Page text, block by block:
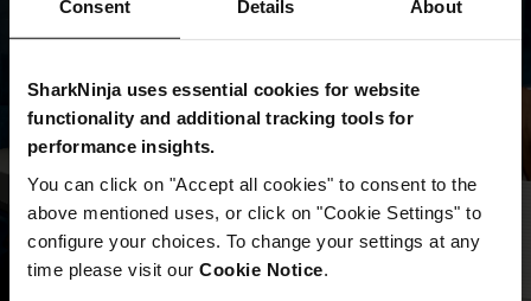
Consent Details About
SharkNinja uses essential cookies for website
functionality and additional tracking tools for
performance insights.
You can click on "Accept all cookies" to consent to the
above mentioned uses, or click on "Cookie Settings" to
configure your choices. To change your settings at any
time please visit our Cookie Notice